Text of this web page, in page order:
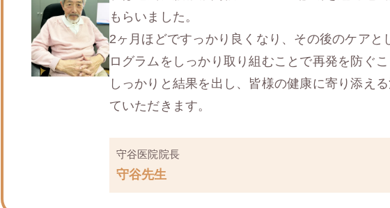
もらいました。
2ヶ月ほどですっかり良くなり、その後のケアと
ログラムをしっかり取り組むことで再発を防ぐこ
しっかりと結果を出し、皆様の健康に寄り添え
ていただきます。
守谷医院院長
守谷先生